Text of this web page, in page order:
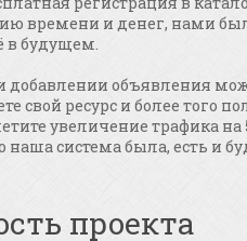
времени и денег, нами
в будущем.
добавлении объявления
свой ресурс и более того
увеличение трафика
система была, есть и
проекта